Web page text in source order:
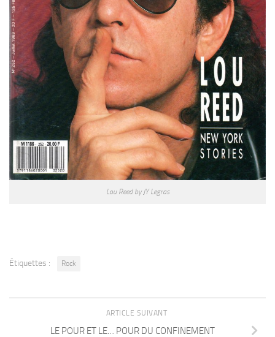
Lou Reed by JY Legras
Étiquettes : Rock
ARTICLE SUIVANT
LE POUR ET LE… POUR DU CONFINEMENT